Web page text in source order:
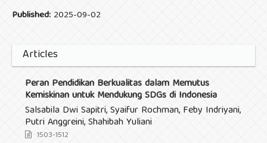
Published: 2025-09-02
Articles
Peran Pendidikan Berkualitas dalam Memutus
Kemiskinan untuk Mendukung SDGs di Indonesia
Salsabila Dwi Sapitri, Syaifur Rochman, Feby Indriyani,
Putri Anggreini, Shahibah Yuliani
1503-1512